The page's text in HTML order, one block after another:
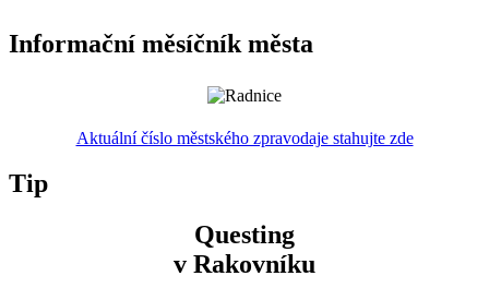
Informační měsíčník města
Aktuální číslo městského zpravodaje stahujte zde
Tip
Questing
v Rakovníku